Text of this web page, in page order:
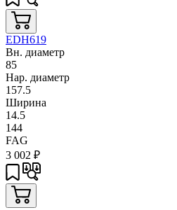
EDH619
Вн. диаметр
85
Нар. диаметр
157.5
Ширина
14.5
144
FAG
3 002 ₽